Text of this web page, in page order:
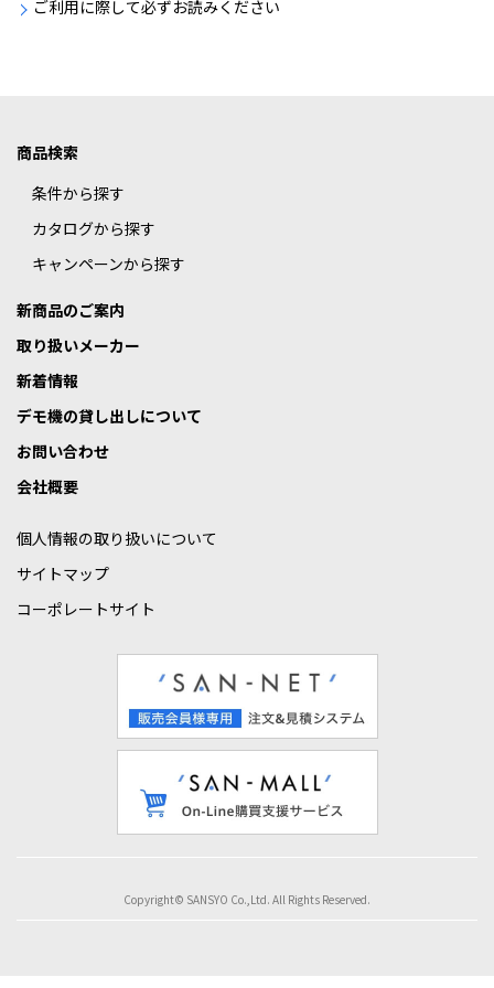
ご利用に際して必ずお読みください
商品検索
条件から探す
カタログから探す
キャンペーンから探す
新商品のご案内
取り扱いメーカー
新着情報
デモ機の貸し出しについて
お問い合わせ
会社概要
個人情報の取り扱いについて
サイトマップ
コーポレートサイト
Copyright© SANSYO Co.,Ltd. All Rights Reserved.